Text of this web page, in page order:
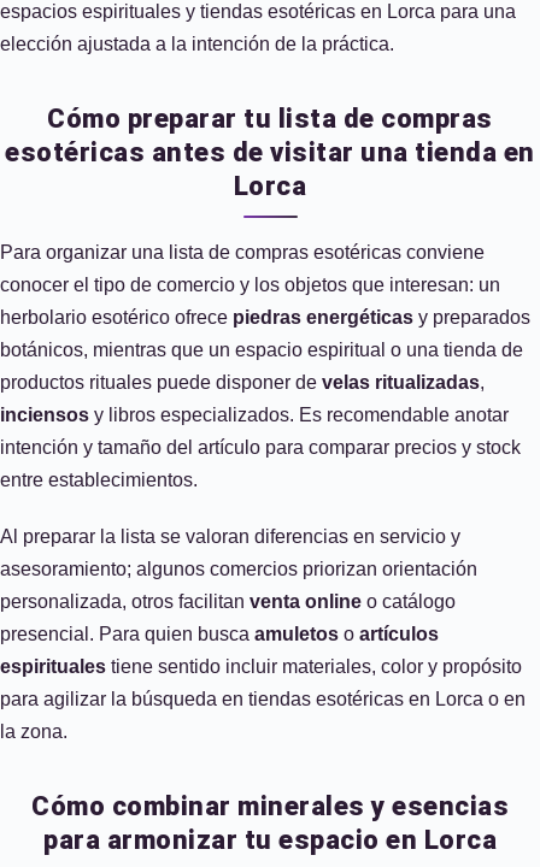
espacios espirituales y tiendas esotéricas en Lorca para una
elección ajustada a la intención de la práctica.
Cómo preparar tu lista de compras
esotéricas antes de visitar una tienda en
Lorca
Para organizar una lista de compras esotéricas conviene
conocer el tipo de comercio y los objetos que interesan: un
herbolario esotérico ofrece piedras energéticas y preparados
botánicos, mientras que un espacio espiritual o una tienda de
productos rituales puede disponer de velas ritualizadas,
inciensos y libros especializados. Es recomendable anotar
intención y tamaño del artículo para comparar precios y stock
entre establecimientos.
Al preparar la lista se valoran diferencias en servicio y
asesoramiento; algunos comercios priorizan orientación
personalizada, otros facilitan venta online o catálogo
presencial. Para quien busca amuletos o artículos
espirituales tiene sentido incluir materiales, color y propósito
para agilizar la búsqueda en tiendas esotéricas en Lorca o en
la zona.
Cómo combinar minerales y esencias
para armonizar tu espacio en Lorca